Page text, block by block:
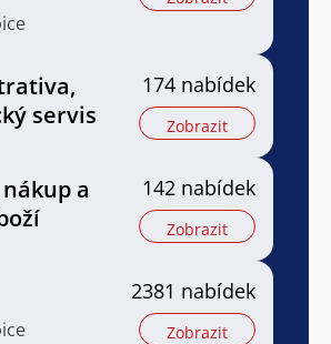
servis
174 nabídek
Zobrazit
a
142 nabídek
Zobrazit
2381 nabídek
Zobrazit